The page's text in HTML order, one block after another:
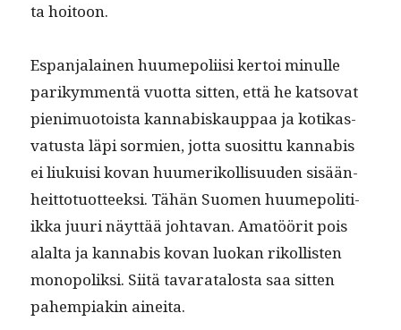
ta hoitoon.
Espan­jalainen huume­poli­isi ker­toi min­ulle
parikym­men­tä vuot­ta sit­ten, että he katso­vat
pien­imuo­toista kannabiskaup­paa ja kotikas­
va­tus­ta läpi sormien, jot­ta suosit­tu kannabis
ei liukuisi kovan huumerikol­lisu­u­den sisään­
heit­to­tuot­teek­si. Tähän Suomen huume­poli­ti­
ik­ka juuri näyt­tää johta­van. Amatöörit pois
alal­ta ja kannabis kovan luokan rikol­lis­ten
monop­o­lik­si. Siitä tavarat­alosta saa sit­ten
pahempiakin aineita.